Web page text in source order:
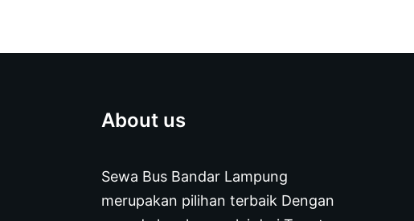
About us
Sewa Bus Bandar Lampung
merupakan pilihan terbaik Dengan